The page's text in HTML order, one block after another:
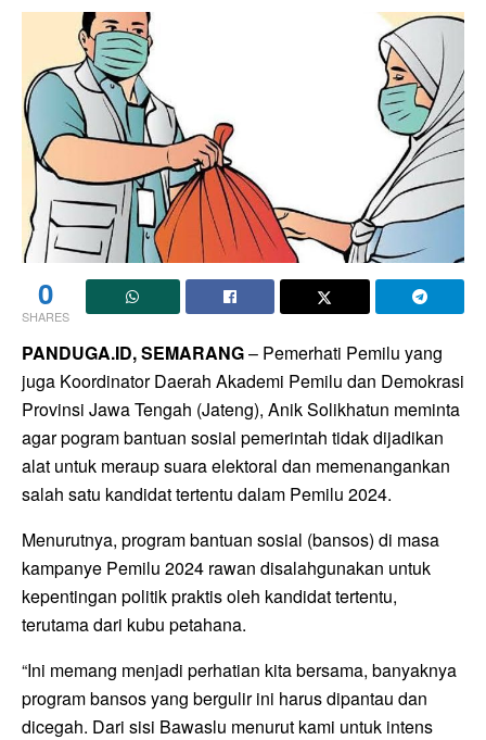
0
SHARES
PANDUGA.ID, SEMARANG– Pemerhati Pemilu yang
juga Koordinator Daerah Akademi Pemilu dan Demokrasi
Provinsi Jawa Tengah (Jateng), Anik Solikhatun meminta
agar pogram bantuan sosial pemerintah tidak dijadikan
alat untuk meraup suara elektoral dan memenangankan
salah satu kandidat tertentu dalam Pemilu 2024.
Menurutnya, program bantuan sosial (bansos) di masa
kampanye Pemilu 2024 rawan disalahgunakan untuk
kepentingan politik praktis oleh kandidat tertentu,
terutama dari kubu petahana.
“Ini memang menjadi perhatian kita bersama, banyaknya
program bansos yang bergulir ini harus dipantau dan
dicegah. Dari sisi Bawaslu menurut kami untuk intens